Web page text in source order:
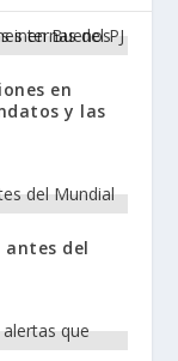
en
y las
antes del